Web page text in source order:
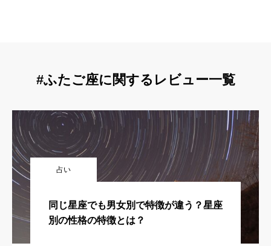
#ふたご座に関するレビュー一覧
占い
同じ星座でも男女別で特徴が違う？星座
別の性格の特徴とは？